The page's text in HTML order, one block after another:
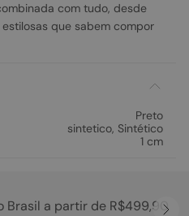
com tudo, desde
que sabem compor
Preto
sintetico, Sintético
1 cm
Brasil a partir de R$499,90